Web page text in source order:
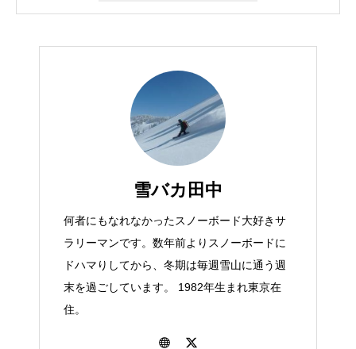
雪バカ田中
何者にもなれなかったスノーボード大好きサ
ラリーマンです。数年前よりスノーボードに
ドハマりしてから、冬期は毎週雪山に通う週
末を過ごしています。 1982年生まれ東京在
住。